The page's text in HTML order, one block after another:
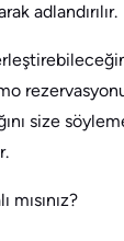
adlandırılır.
size